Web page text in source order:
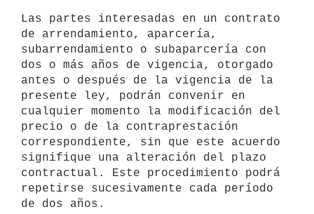
Las partes interesadas en un contrato
de arrendamiento, aparcería,
subarrendamiento o subaparcería con
dos o más años de vigencia, otorgado
antes o después de la vigencia de la
presente ley, podrán convenir en
cualquier momento la modificación del
precio o de la contraprestación
correspondiente, sin que este acuerdo
signifique una alteración del plazo
contractual. Este procedimiento podrá
repetirse sucesivamente cada período
de dos años.